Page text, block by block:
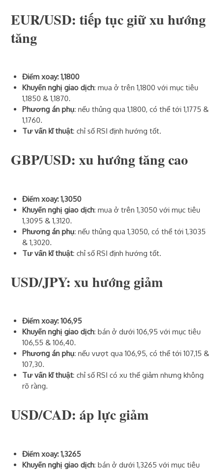
EUR/USD:tiếp tục giữxu hướng
tăng
Điểm xoay: 1,1800
Khuyến nghị giao dịch: mua ở trên 1,1800 với mục tiêu
1,1850 & 1,1870.
Phương án phụ: nếu thủng qua 1,1800, có thể tới 1,1775 &
1,1760.
Tư vấn kĩ thuật: chỉ số RSI định hướng tốt.
GBP/USD: xu hướng tăng cao
Điểm xoay: 1,3050
Khuyến nghị giao dịch: mua ở trên 1,3050 với mục tiêu
1,3095 & 1,3120.
Phương án phụ: nếu thủng qua 1,3050, có thể tới 1,3035
& 1,3020.
Tư vấn kĩ thuật: chỉ số RSI định hướng tốt.
USD/JPY: xu hướng giảm
Điểm xoay: 106,95
Khuyến nghị giao dịch: bán ở dưới 106,95 với mục tiêu
106,55 & 106,40.
Phương án phụ: nếu vượt qua 106,95, có thể tới 107,15 &
107,30.
Tư vấn kĩ thuật: chỉ số RSI có xu thế giảm nhưng không
rõ ràng.
USD/CAD: áp lực giảm
Điểm xoay: 1,3265
Khuyến nghị giao dịch: bán ở dưới 1,3265 với mục tiêu